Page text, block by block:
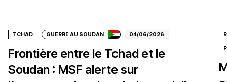
TCHAD GUERRE AU SOUDAN 04/06/2026
Frontière entre le Tchad et le
Soudan : MSF alerte sur